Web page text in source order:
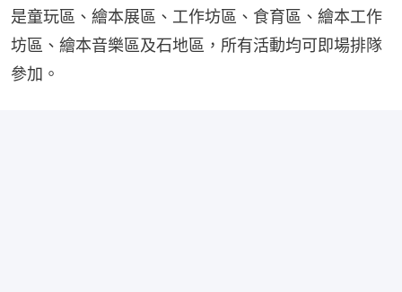
是童玩區、繪本展區、工作坊區、食育區、繪本工作
坊區、繪本音樂區及石地區，所有活動均可即場排隊
參加。